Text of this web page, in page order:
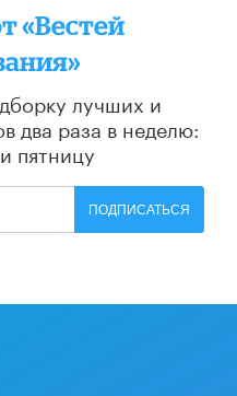
«Вестей
лучших и
два раза в неделю:
пятницу
ПОДПИСАТЬСЯ